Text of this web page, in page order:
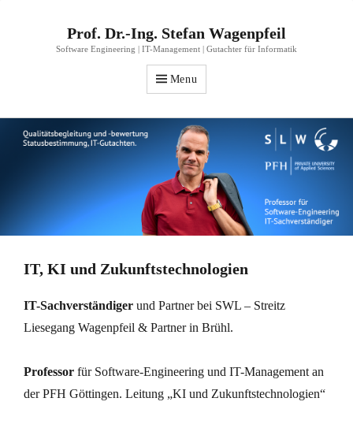
Prof. Dr.-Ing. Stefan Wagenpfeil
Software Engineering | IT-Management | Gutachter für Informatik
Menu
IT, KI und Zukunftstechnologien
IT-Sachverständiger und Partner bei SWL – Streitz
Liesegang Wagenpfeil & Partner in Brühl.
Professor für Software-Engineering und IT-Management an
der PFH Göttingen. Leitung „KI und Zukunftstechnologien“